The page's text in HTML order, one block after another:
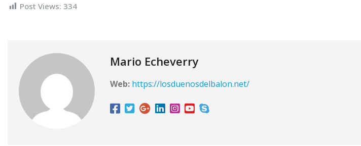
Post Views: 334
Mario Echeverry
Web: https://losduenosdelbalon.net/